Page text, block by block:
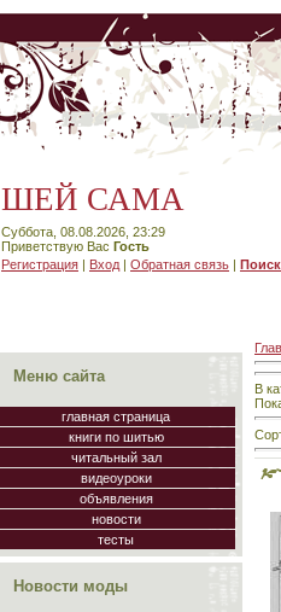
ШЕЙ САМА
Суббота, 08.08.2026, 23:29
Приветствую Вас Гость
Регистрация | Вход | Обратная связь |
Меню сайта
главная страница
книги по шитью
читальный зал
видеоуроки
объявления
новости
тесты
Новости моды
В